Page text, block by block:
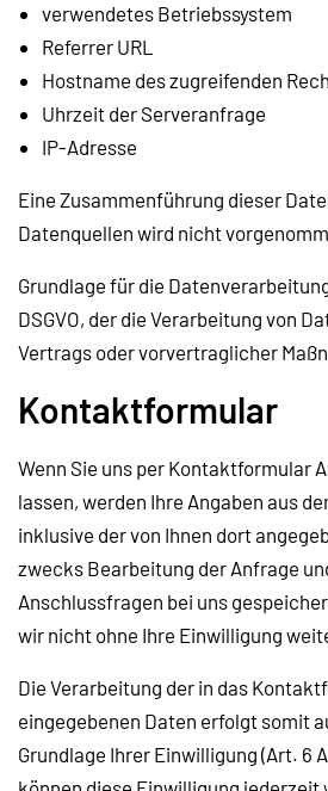
verwendetes Betriebssystem
Referrer URL
Hostname des zugreifenden
Uhrzeit der Serveranfrage
IP-Adresse
Eine Zusammenführung dieser
Datenquellen wird nicht
Grundlage für die
DSGVO, der die Verarbeitung von
Vertrags oder vorvertraglicher
Kontaktformular
Wenn Sie uns per Kontaktformular
lassen, werden Ihre Angaben aus
inklusive der von Ihnen dort
zwecks Bearbeitung der Anfrage
Anschlussfragen bei uns
wir nicht ohne Ihre Einwilligung
Die Verarbeitung der in das
eingegebenen Daten erfolgt somit
Grundlage Ihrer Einwilligung (Art. 6